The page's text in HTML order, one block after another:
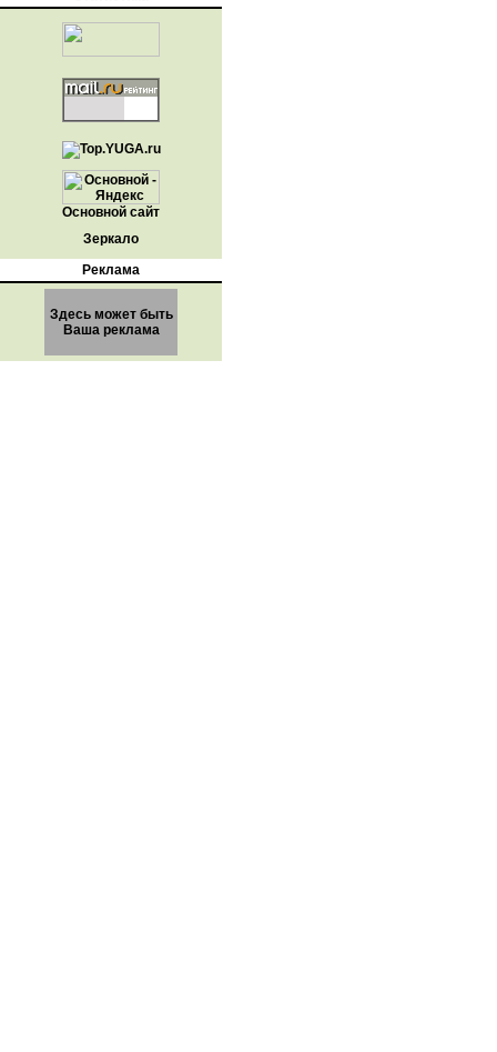
Основной сайт
Зеркало
Реклама
Здесь может быть
Ваша реклама